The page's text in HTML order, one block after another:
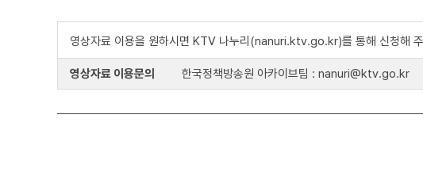
영상자료 이용을 원하시면 KTV 나누리(nanuri.ktv.go.kr)를 통해 신청해
영상자료 이용문의 한국정책방송원 아카이브팀 : nanuri@ktv.go.kr